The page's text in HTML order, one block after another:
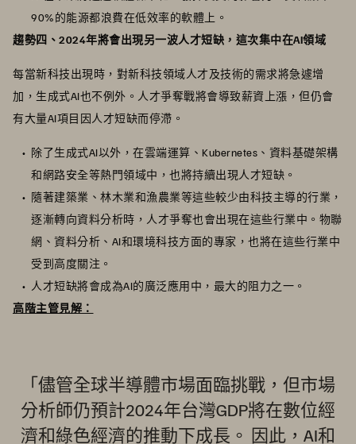
90%的能源都浪費在低效率的軟體上。
趨勢四、2024年將會出現另一波人才短缺，這次集中在AI領域
每當新科技出現時，對新科技領域人才及技術的需求將急遽增
加，生成式AI也不例外。人才爭奪戰將會導致薪資上漲，但仍會
有大量AI項目因人才短缺而停滯。
除了生成式AI以外，在雲端運算、Kubernetes、資料基礎架構
和網路安全等熱門領域中，也將持續出現人才短缺。
隨著建築業、林木業和漁農業等這些較少由科技主導的行業，
逐漸轉向資料分析時，人才爭奪也會出現在這些行業中。物聯
網、資料分析、AI和環境科技方面的專家，也將在這些行業中
受到高度關注。
人才短缺將會成為AI的廣泛應用中，最大的阻力之一。
高階主管見解：
「儘管全球半導體市場面臨挑戰，但市場
分析師仍預計2024年台灣GDP將在數位經
濟和綠色經濟的推動下成長。 因此，AI和